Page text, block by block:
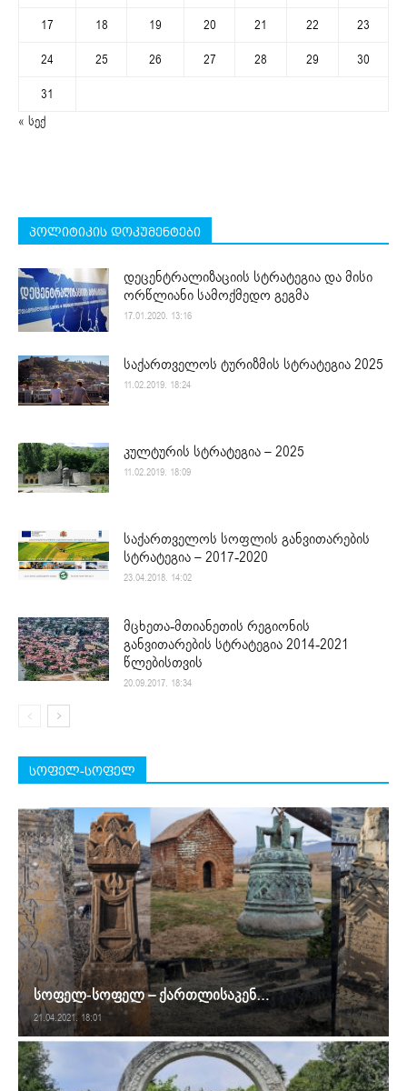
17
18 19 20 21 22
23
24
25 26 27 28 29
30
31
« სექ
პოლიტიკის დოკუმენტები
დეცენტრალიზაციის სტრატეგია და მისი
ორწლიანი სამოქმედო გეგმა
17.01.2020. 13:16
საქართველოს ტურიზმის სტრატეგია 2025
11.02.2019. 18:24
კულტურის სტრატეგია – 2025
11.02.2019. 18:09
საქართველოს სოფლის განვითარების
სტრატეგია – 2017-2020
23.04.2018. 14:02
მცხეთა-მთიანეთის რეგიონის
განვითარების სტრატეგია 2014-2021
წლებისთვის
20.09.2017. 18:34
სოფელ-სოფელ
სოფელ-სოფელ – ქართლისაკენ…
21.04.2021. 18:01